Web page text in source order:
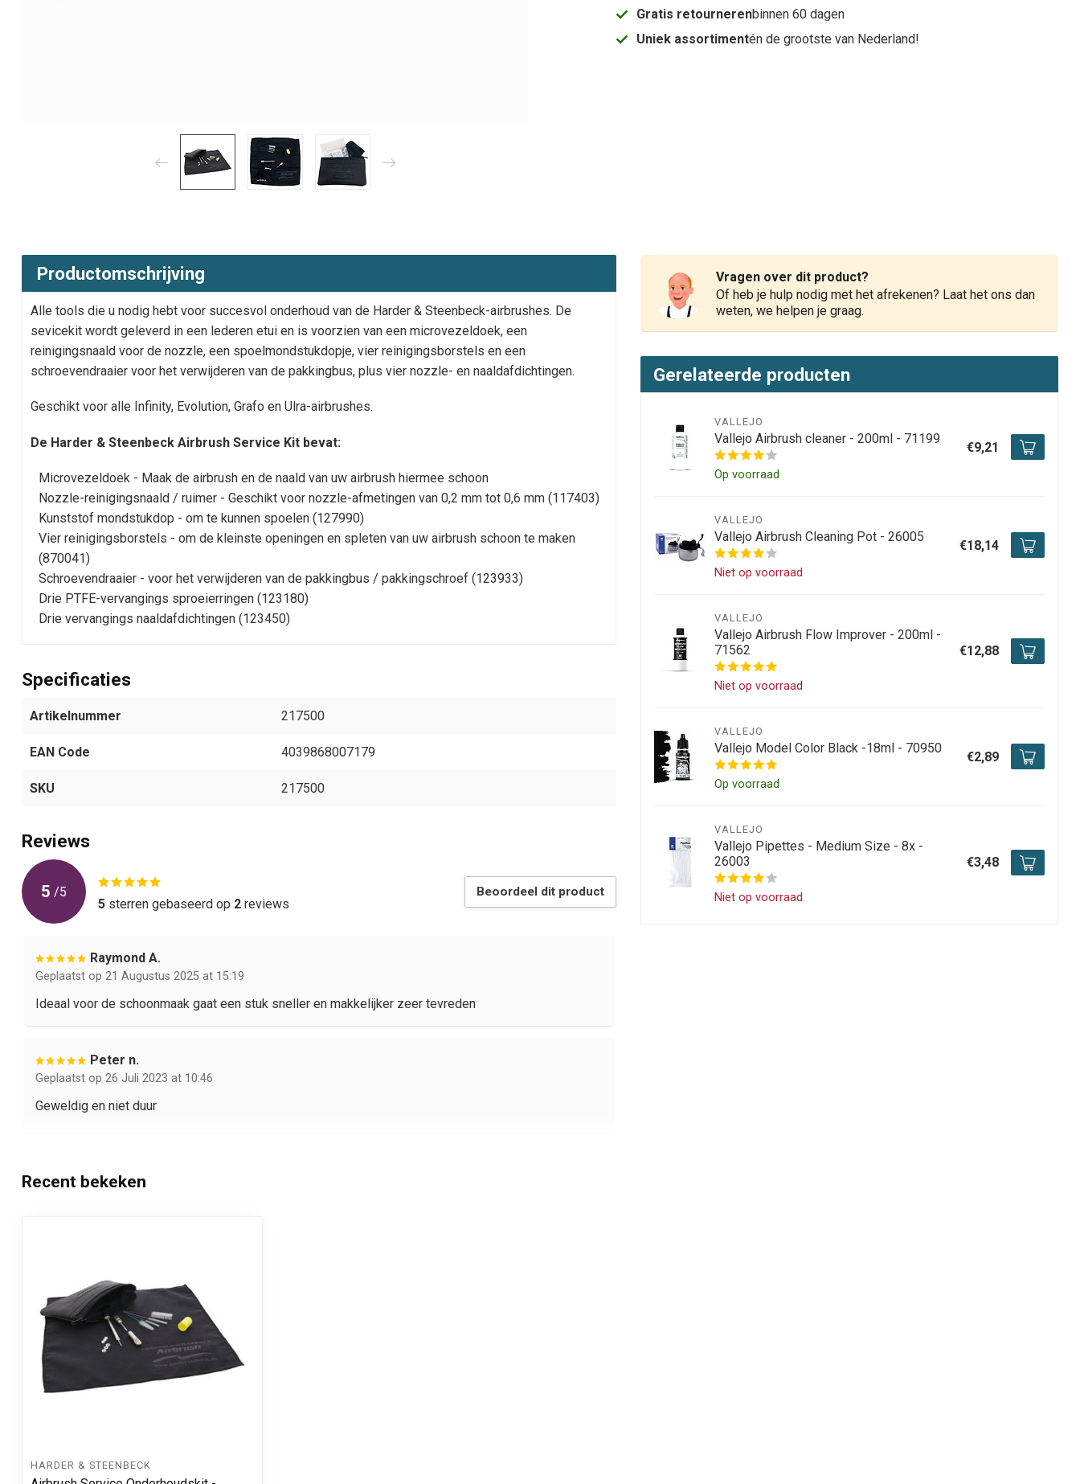
Gratis retournerenbinnen 60 dagen
Uniek assortimentén de grootste van Nederland!
Productomschrijving
Alle tools die u nodig hebt voor succesvol onderhoud van de Harder & Steenbeck-airbrushes. De
sevicekit wordt geleverd in een lederen etui en is voorzien van een microvezeldoek, een
reinigingsnaald voor de nozzle, een spoelmondstukdopje, vier reinigingsborstels en een
schroevendraaier voor het verwijderen van de pakkingbus, plus vier nozzle- en naaldafdichtingen.
Geschikt voor alle Infinity, Evolution, Grafo en Ulra-airbrushes.
De Harder & Steenbeck Airbrush Service Kit bevat:
Microvezeldoek - Maak de airbrush en de naald van uw airbrush hiermee schoon
Nozzle-reinigingsnaald / ruimer - Geschikt voor nozzle-afmetingen van 0,2 mm tot 0,6 mm (117403)
Kunststof mondstukdop - om te kunnen spoelen (127990)
Vier reinigingsborstels - om de kleinste openingen en spleten van uw airbrush schoon te maken
(870041)
Schroevendraaier - voor het verwijderen van de pakkingbus / pakkingschroef (123933)
Drie PTFE-vervangings sproeierringen (123180)
Drie vervangings naaldafdichtingen (123450)
Specificaties
Artikelnummer 217500
EAN Code 4039868007179
SKU 217500
Reviews
5 /5
5 sterren gebaseerd op 2 reviews
Beoordeel dit product
Raymond A.
Geplaatst op 21 Augustus 2025 at 15:19
Ideaal voor de schoonmaak gaat een stuk sneller en makkelijker zeer tevreden
Peter n.
Geplaatst op 26 Juli 2023 at 10:46
Geweldig en niet duur
Vragen over dit product?
Of heb je hulp nodig met het afrekenen? Laat het ons dan
weten, we helpen je graag.
Gerelateerde producten
VALLEJO
Vallejo Airbrush cleaner - 200ml - 71199
Op voorraad
€9,21
VALLEJO
Vallejo Airbrush Cleaning Pot - 26005
Niet op voorraad
€18,14
VALLEJO
Vallejo Airbrush Flow Improver - 200ml -
71562
Niet op voorraad
€12,88
VALLEJO
Vallejo Model Color Black -18ml - 70950
Op voorraad
€2,89
VALLEJO
Vallejo Pipettes - Medium Size - 8x -
26003
Niet op voorraad
€3,48
Recent bekeken
HARDER & STEENBECK